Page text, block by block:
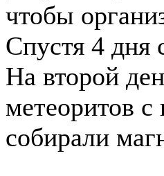
чтобы
Спустя 4 дня
На второй
метеоритов
собирали